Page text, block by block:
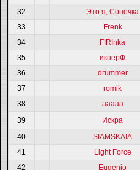
32
Это я, Сонечка
33
Frenk
34
FIRInka
35
икнерФ
36
drummer
37
romik
38
ааааа
39
Искра
40
SIAMSKAIA
41
Light Force
42
Eugenio